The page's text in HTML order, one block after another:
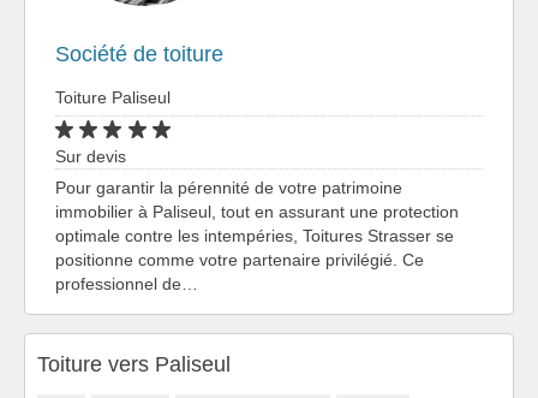
Société de toiture
Toiture Paliseul
Sur devis
Pour garantir la pérennité de votre patrimoine
immobilier à Paliseul, tout en assurant une protection
optimale contre les intempéries, Toitures Strasser se
positionne comme votre partenaire privilégié. Ce
professionnel de…
Toiture vers Paliseul